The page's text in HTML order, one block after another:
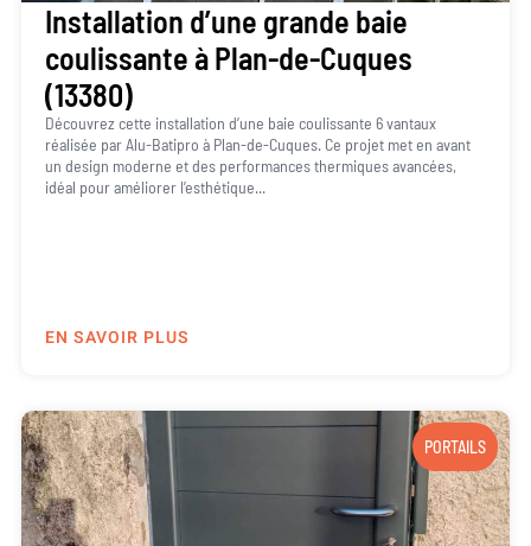
Installation d’une grande baie
coulissante à Plan-de-Cuques
(13380)
Découvrez cette installation d’une baie coulissante 6 vantaux
réalisée par Alu-Batipro à Plan-de-Cuques. Ce projet met en avant
un design moderne et des performances thermiques avancées,
idéal pour améliorer l’esthétique...
EN SAVOIR PLUS
PORTAILS